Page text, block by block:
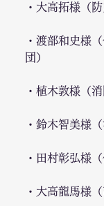
・大高拓様（防
・渡部和史様
団）
・植木敦様（消
・鈴木智美様（
・田村彰弘様（
・大高龍馬様（